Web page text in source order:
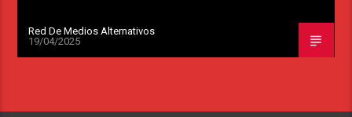
Red De Medios Alternativos
19/04/2025